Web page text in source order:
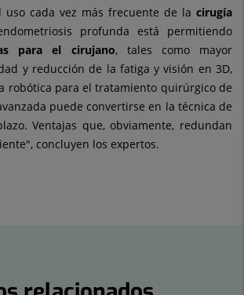
uso cada vez más frecuente de la cirugía
profunda está permitiendo
para el cirujano, tales como mayor
y reducción de la fatiga y visión en 3D,
robótica para el tratamiento quirúrgico de
puede convertirse en la técnica de
Ventajas que, obviamente, redundan
concluyen los expertos.